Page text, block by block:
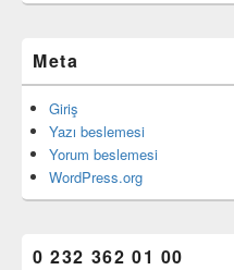
Meta
Giriş
Yazı beslemesi
Yorum beslemesi
WordPress.org
0 232 362 01 00